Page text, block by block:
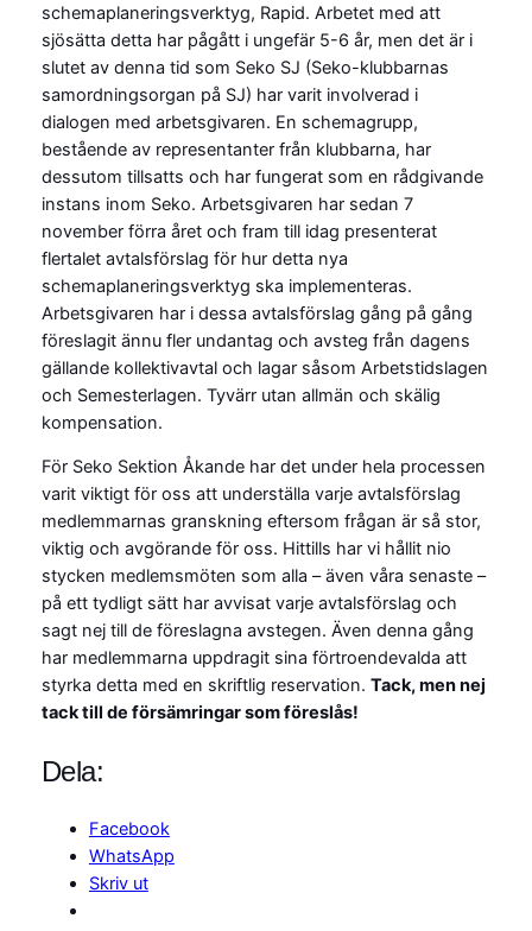
schemaplaneringsverktyg, Rapid. Arbetet med att
sjösätta detta har pågått i ungefär 5-6 år, men det är i
slutet av denna tid som Seko SJ (Seko-klubbarnas
samordningsorgan på SJ) har varit involverad i
dialogen med arbetsgivaren. En schemagrupp,
bestående av representanter från klubbarna, har
dessutom tillsatts och har fungerat som en rådgivande
instans inom Seko. Arbetsgivaren har sedan 7
november förra året och fram till idag presenterat
flertalet avtalsförslag för hur detta nya
schemaplaneringsverktyg ska implementeras.
Arbetsgivaren har i dessa avtalsförslag gång på gång
föreslagit ännu fler undantag och avsteg från dagens
gällande kollektivavtal och lagar såsom Arbetstidslagen
och Semesterlagen. Tyvärr utan allmän och skälig
kompensation.
För Seko Sektion Åkande har det under hela processen
varit viktigt för oss att underställa varje avtalsförslag
medlemmarnas granskning eftersom frågan är så stor,
viktig och avgörande för oss. Hittills har vi hållit nio
stycken medlemsmöten som alla – även våra senaste –
på ett tydligt sätt har avvisat varje avtalsförslag och
sagt nej till de föreslagna avstegen. Även denna gång
har medlemmarna uppdragit sina förtroendevalda att
styrka detta med en skriftlig reservation. Tack, men nej
tack till de försämringar som föreslås!
Dela:
Facebook
WhatsApp
Skriv ut